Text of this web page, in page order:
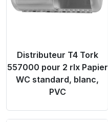
Distributeur T4 Tork
557000 pour 2 rlx Papier
WC standard, blanc,
PVC